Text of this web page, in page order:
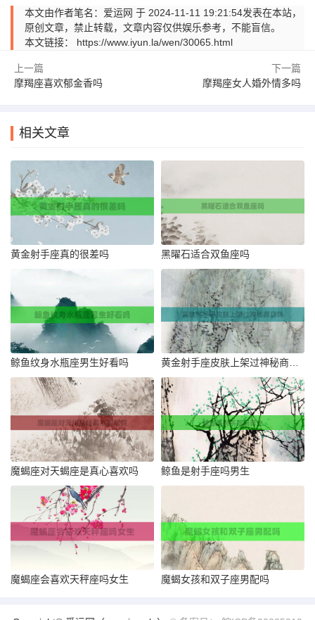
本文由作者笔名：爱运网 于 2024-11-11 19:21:54发表在本站，
原创文章，禁止转载，文章内容仅供娱乐参考，不能盲信。
本文链接： https://www.iyun.la/wen/30065.html
上一篇
摩羯座喜欢郁金香吗
下一篇
摩羯座女人婚外情多吗
相关文章
黄金射手座真的很差吗 黑曜石适合双鱼座吗
鲸鱼纹身水瓶座男生好看吗 黄金射手座皮肤上架过神秘商店吗
魔蝎座对天蝎座是真心喜欢吗 鲸鱼是射手座吗男生
魔蝎座会喜欢天秤座吗女生 魔蝎女孩和双子座男配吗